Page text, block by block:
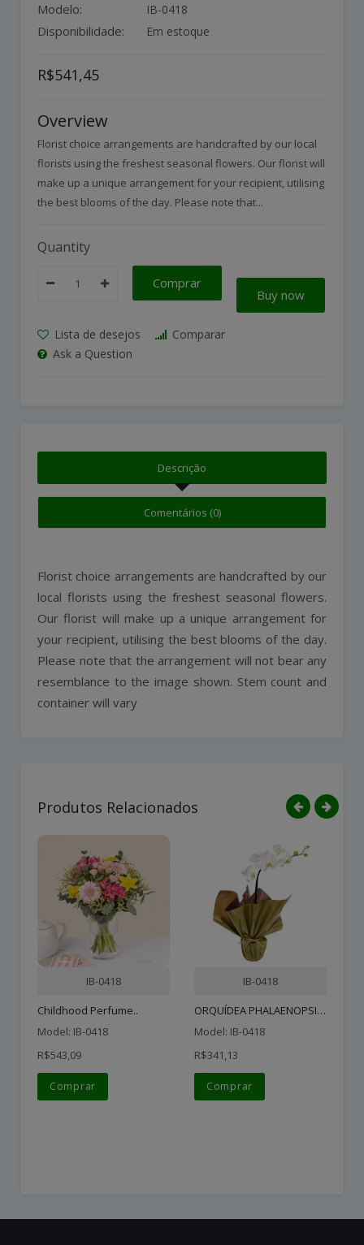
Modelo: IB-0418
Disponibilidade: Em estoque
R$541,45
Overview
Florist choice arrangements are handcrafted by our local
florists using the freshest seasonal flowers. Our florist will
make up a unique arrangement for your recipient, utilising
the best blooms of the day. Please note that...
Quantity
Comprar
Buy now
Lista de desejos
Comparar
Ask a Question
Descrição
Comentários (0)
Florist choice arrangements are handcrafted by our
local florists using the freshest seasonal flowers.
Our florist will make up a unique arrangement for
your recipient, utilising the best blooms of the day.
Please note that the arrangement will not bear any
resemblance to the image shown. Stem count and
container will vary
Produtos Relacionados
IB-0418
Childhood Perfume..
Model: IB-0418
R$543,09
Comprar
IB-0418
ORQUÍDEA PHALAENOPSIS PLA..
Model: IB-0418
R$341,13
Comprar